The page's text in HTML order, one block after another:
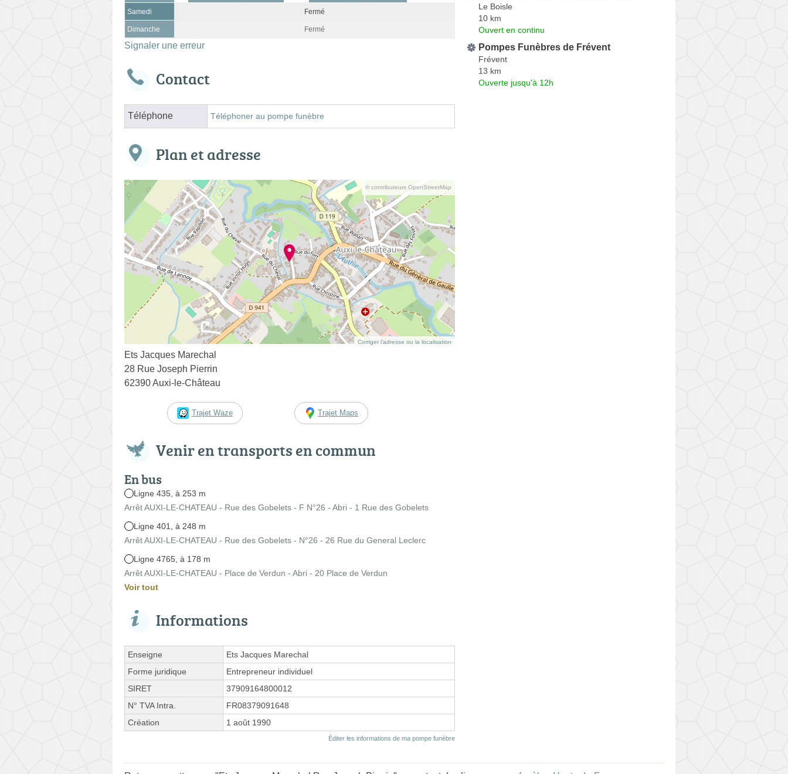
Samedi Fermé
Dimanche Fermé
Signaler une erreur
Contact
Téléphone Téléphoner au pompe funèbre
Plan et adresse
© contributeurs OpenStreetMap
Corriger l’adresse ou la localisation
Ets Jacques Marechal
28 Rue Joseph Pierrin
62390 Auxi-le-Château
Trajet Waze Trajet Maps
Venir en transports en commun
En bus
Ligne 435, à 253 m
Arrêt AUXI-LE-CHATEAU - Rue des Gobelets - F N°26 - Abri - 1 Rue des Gobelets
Ligne 401, à 248 m
Arrêt AUXI-LE-CHATEAU - Rue des Gobelets - N°26 - 26 Rue du General Leclerc
Ligne 4765, à 178 m
Arrêt AUXI-LE-CHATEAU - Place de Verdun - Abri - 20 Place de Verdun
Voir tout
Informations
Enseigne
Ets Jacques Marechal
Forme juridique
Entrepreneur individuel
SIRET
37909164800012
N° TVA Intra.
FR08379091648
Création
1 août 1990
Éditer les informations de ma pompe funèbre
Le Boisle
10 km
Ouvert en continu
Pompes Funèbres de Frévent
Frévent
13 km
Ouverte jusqu'à 12h